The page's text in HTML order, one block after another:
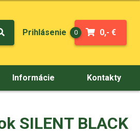
Prihlásenie 0 0,- €
Informácie Kontakty
SILENT BLACK